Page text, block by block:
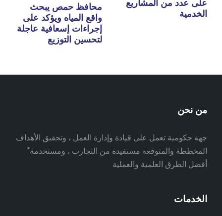
على عدد من المشاريع
الخدمية
محافظ حمص يبحث
واقع المياه ويؤكد على
إجراءات إسعافية عاجلة
لتحسين التوزيع
من نحن
جهة حكومية تعمل على قيادة وإدارة العمل ، وتحقيق الأهداف
المخططة والمتوقعة مستفيدة من التجارب ، ومستخدمة ً
أفضل الطرق العلمية والعملية
الخدمات